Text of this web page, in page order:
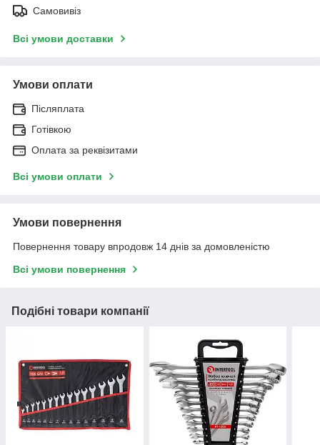
Самовивіз
Всі умови доставки
Умови оплати
Післяплата
Готівкою
Оплата за реквізитами
Всі умови оплати
Умови повернення
Повернення товару впродовж 14 днів за домовленістю
Всі умови повернення
Подібні товари компанії